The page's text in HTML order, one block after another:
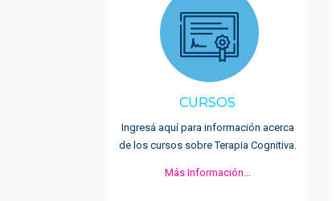
CURSOS
Ingresá aquí para información acerca
de los cursos sobre Terapia Cognitiva.
Más Información...